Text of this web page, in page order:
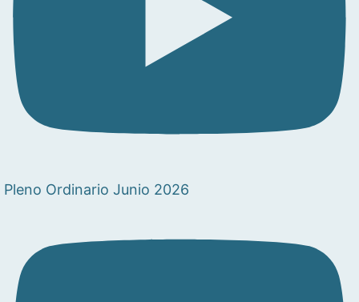
Pleno Ordinario Junio 2026